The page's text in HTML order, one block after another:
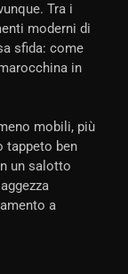
Tra i
moderni di
sfida: come
in
mobili, più
tappeto ben
un salotto
a